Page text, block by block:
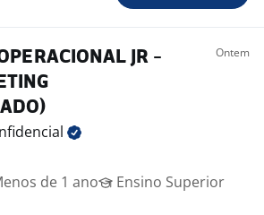
JR -
Ontem
de 1 ano
Ensino Superior